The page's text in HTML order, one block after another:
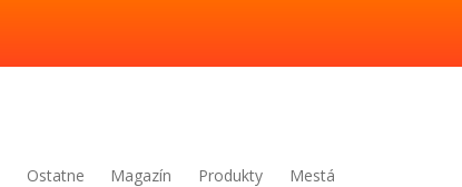
Ostatne Magazín Produkty Mestá